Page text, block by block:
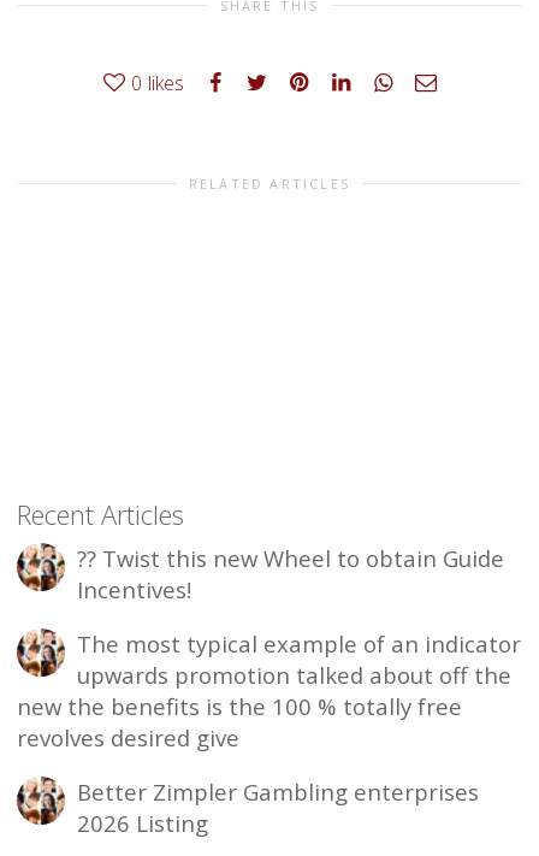
SHARE THIS
0 likes
RELATED ARTICLES
Recent Articles
?? Twist this new Wheel to obtain Guide
Incentives!
The most typical example of an indicator
upwards promotion talked about off the
new the benefits is the 100 % totally free
revolves desired give
Better Zimpler Gambling enterprises
2026 Listing